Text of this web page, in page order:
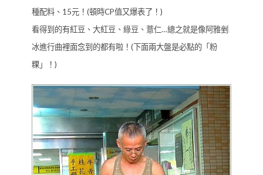
種配料、15元！(頓時CP值又爆表了！)
看得到的有紅豆、大紅豆、綠豆、薏仁…總之就是像阿雅剉
冰進行曲裡面念到的都有啦！(下面兩大盤是必點的「粉
粿」！)